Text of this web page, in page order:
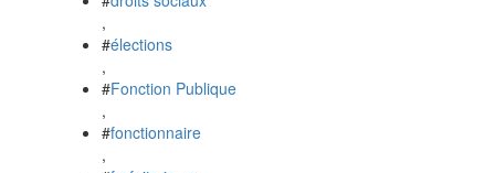
,
#élections
,
#Fonction Publique
,
#fonctionnaire
,